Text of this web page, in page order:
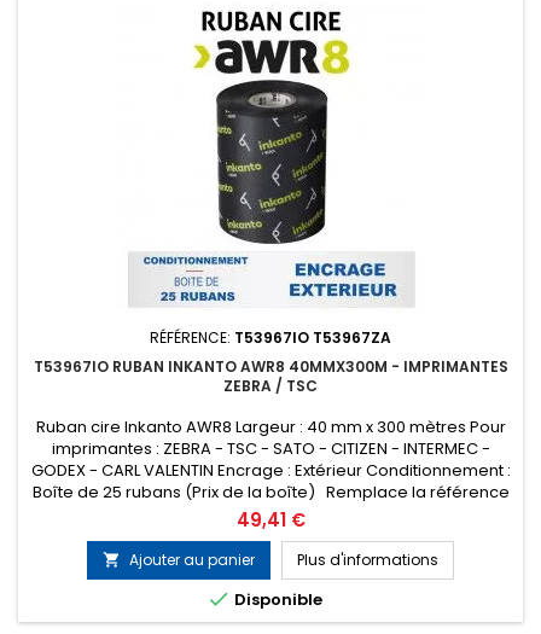
RÉFÉRENCE: T53967IO T53967ZA
T53967IO RUBAN INKANTO AWR8 40MMX300M - IMPRIMANTES
ZEBRA / TSC
Ruban cire Inkanto AWR8 Largeur : 40 mm x 300 mètres Pour
imprimantes : ZEBRA - TSC - SATO - CITIZEN - INTERMEC -
GODEX - CARL VALENTIN Encrage : Extérieur Conditionnement :
Boîte de 25 rubans (Prix de la boîte) Remplace la référence
ARMOR T53967ZA
Prix
49,41 €
 Ajouter au panier Plus d'informations
 Disponible